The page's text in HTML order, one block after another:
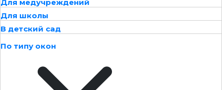
Для медучреждений
Для школы
В детский сад
По типу окон